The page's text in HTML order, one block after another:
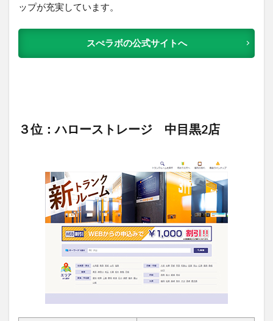
ップが充実しています。
スぺラボの公式サイトへ
３位：ハローストレージ 中目黒2店